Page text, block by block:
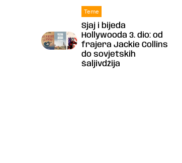
Teme
Sjaj i bijeda
Hollywooda 3. dio: od
frajera Jackie Collins
do sovjetskih
šaljivdžija